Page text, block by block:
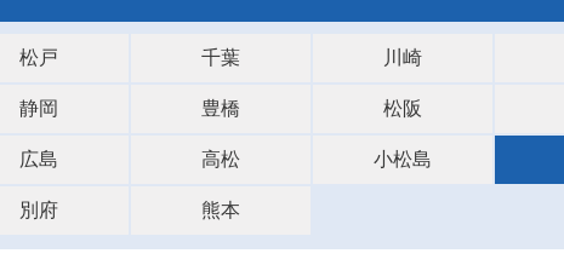
松戸 千葉 川崎
静岡 豊橋 松阪
広島 高松 小松島
別府 熊本